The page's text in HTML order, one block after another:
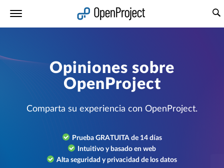
Opiniones sobre
OpenProject
Comparta su experiencia con OpenProject.
Prueba GRATUITA de 14 días
Intuitivo y basado en web
Alta seguridad y privacidad de los datos
Abrir vínculo en un nuevo panel